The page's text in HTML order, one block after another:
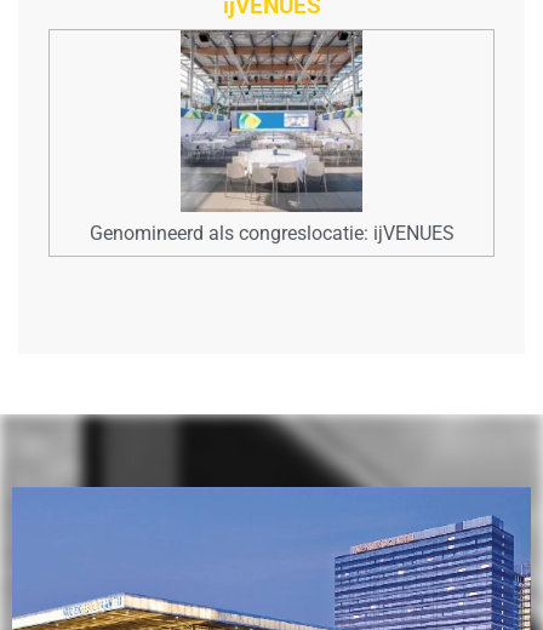
Genomineerd als congreslocatie: ijVENUES